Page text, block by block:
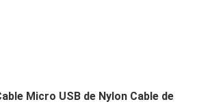
Micro USB de Nylon Cable de